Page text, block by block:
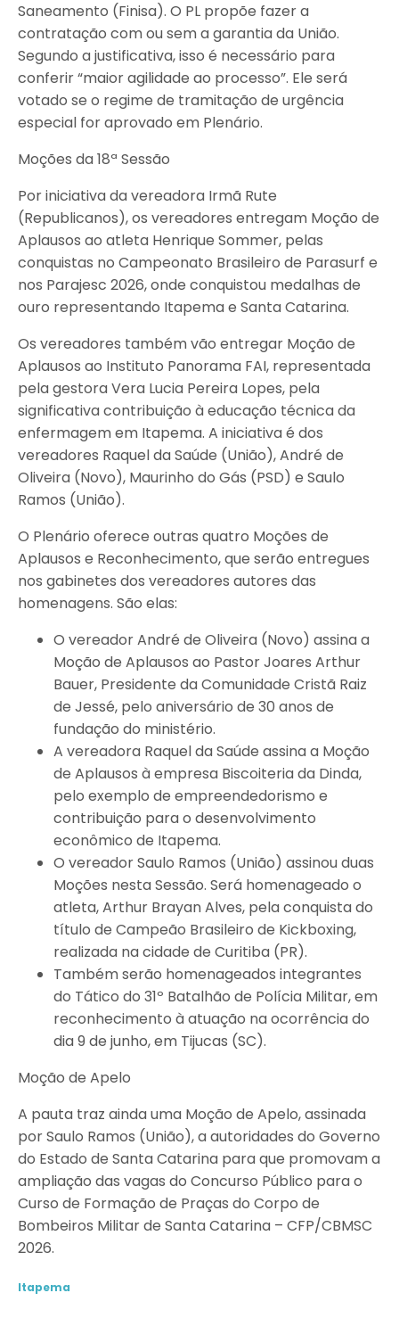
Saneamento (Finisa). O PL propõe fazer a
contratação com ou sem a garantia da União.
Segundo a justificativa, isso é necessário para
conferir “maior agilidade ao processo”. Ele será
votado se o regime de tramitação de urgência
especial for aprovado em Plenário.
Moções da 18ª Sessão
Por iniciativa da vereadora Irmã Rute
(Republicanos), os vereadores entregam Moção de
Aplausos ao atleta Henrique Sommer, pelas
conquistas no Campeonato Brasileiro de Parasurf e
nos Parajesc 2026, onde conquistou medalhas de
ouro representando Itapema e Santa Catarina.
Os vereadores também vão entregar Moção de
Aplausos ao Instituto Panorama FAI, representada
pela gestora Vera Lucia Pereira Lopes, pela
significativa contribuição à educação técnica da
enfermagem em Itapema. A iniciativa é dos
vereadores Raquel da Saúde (União), André de
Oliveira (Novo), Maurinho do Gás (PSD) e Saulo
Ramos (União).
O Plenário oferece outras quatro Moções de
Aplausos e Reconhecimento, que serão entregues
nos gabinetes dos vereadores autores das
homenagens. São elas:
O vereador André de Oliveira (Novo) assina a
Moção de Aplausos ao Pastor Joares Arthur
Bauer, Presidente da Comunidade Cristã Raiz
de Jessé, pelo aniversário de 30 anos de
fundação do ministério.
A vereadora Raquel da Saúde assina a Moção
de Aplausos à empresa Biscoiteria da Dinda,
pelo exemplo de empreendedorismo e
contribuição para o desenvolvimento
econômico de Itapema.
O vereador Saulo Ramos (União) assinou duas
Moções nesta Sessão. Será homenageado o
atleta, Arthur Brayan Alves, pela conquista do
título de Campeão Brasileiro de Kickboxing,
realizada na cidade de Curitiba (PR).
Também serão homenageados integrantes
do Tático do 31º Batalhão de Polícia Militar, em
reconhecimento à atuação na ocorrência do
dia 9 de junho, em Tijucas (SC).
Moção de Apelo
A pauta traz ainda uma Moção de Apelo, assinada
por Saulo Ramos (União), a autoridades do Governo
do Estado de Santa Catarina para que promovam a
ampliação das vagas do Concurso Público para o
Curso de Formação de Praças do Corpo de
Bombeiros Militar de Santa Catarina – CFP/CBMSC
2026.
Itapema